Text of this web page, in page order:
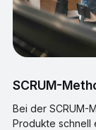
SCRUM-
Bei der SCRUM-
Produkte schnell